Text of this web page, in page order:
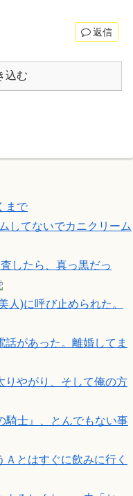
返信
込む
まで
してないでカニクリーム
したら、真っ黒だっ
人)に呼び止められた。
話があった。離婚してま
りやがり、そして俺の方
騎士』、とんでもない事
とはすぐに飲みに行く